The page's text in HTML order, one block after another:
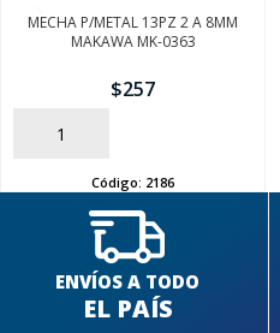
MECHA P/METAL 13PZ 2 A 8MM
MAKAWA MK-0363
$257
AÑADIR
Código: 2186
ENVÍOS A TODO
EL PAÍS